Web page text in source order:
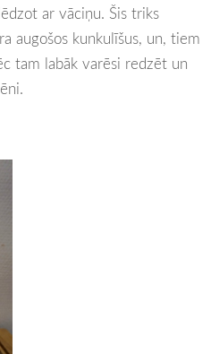
ar vāciņu. Šis triks
augošos kunkulīšus, un, tiem
tam labāk varēsi redzēt un